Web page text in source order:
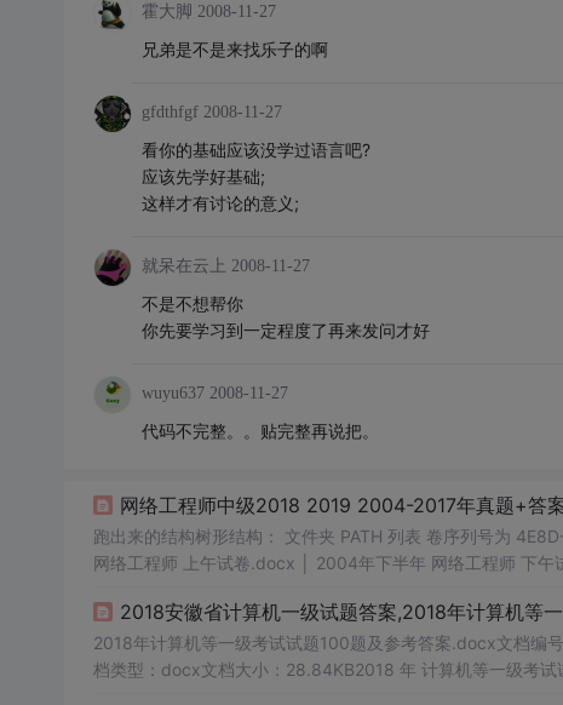
霍大脚 2008-11-27
兄弟是不是来找乐子的啊
gfdthfgf 2008-11-27
看你的基础应该没学过语言吧?
应该先学好基础;
这样才有讨论的意义;
就呆在云上 2008-11-27
不是不想帮你
你先要学习到一定程度了再来发问才好
wuyu637 2008-11-27
代码不完整。。贴完整再说把。
网络工程师中级2018 2019 2004-2017年真题+答案
跑出来的结构树形结构： 文件夹 PATH 列表 卷序列号为 4E8D-6931 C:. │ 11.txt │ ├─2004-2008年真题+答案合
网络工程师 上午试卷.docx │ 2004年下半年 网络工程师 下午试卷.docx │ 2005年上半年 网络工程师 上午试卷.docx │ 2005年上半年
2018安徽省计算机一级试题答案,2018年计算机等
2018年计算机等一级考试试题100题及参考答案.docx文档
档类型：docx文档大小：28.84KB2018 年 计算机等一级考